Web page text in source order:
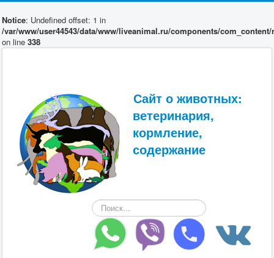
Notice: Undefined offset: 1 in
/var/www/user44543/data/www/liveanimal.ru/components/
on line 338
Сайт о животных:
ветеринария,
кормление,
содержание
Искать...